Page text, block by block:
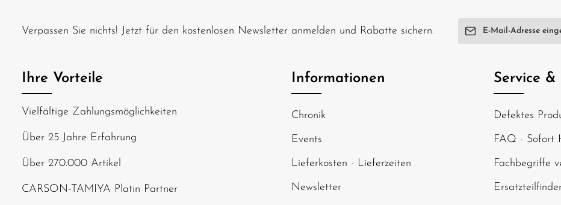
Verpassen Sie nichts! Jetzt für den kostenlosen Newsletter anmelden und Rabatte sichern. E-Mail-Adresse*
einverstanden.
abgebildeten Zeichen
Ihre Vorteile
Vielfältige Zahlungsmöglichkeiten
Über 25 Jahre Erfahrung
Über 270.000 Artikel
CARSON-TAMIYA Platin Partner
Informationen
Chronik
Events
Lieferkosten - Lieferzeiten
Newsletter
Service
Defektes
FAQ - Sofort
Fachbegriffe